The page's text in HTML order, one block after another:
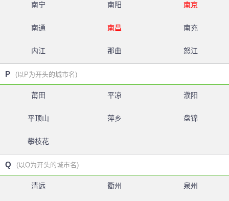
南宁 南阳 南京
南通 南昌 南充
内江 那曲 怒江
P (以P为开头的城市名)
莆田 平凉 濮阳
平顶山 萍乡 盘锦
攀枝花
Q (以Q为开头的城市名)
清远 衢州 泉州